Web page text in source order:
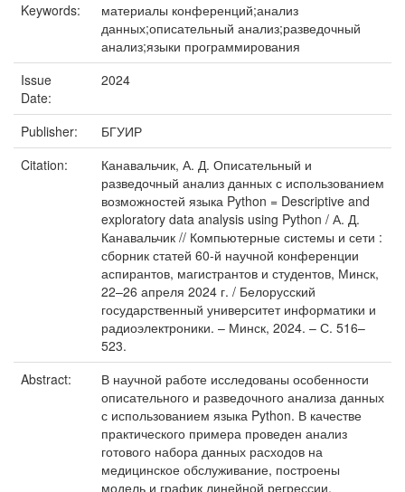
Keywords:
материалы конференций;анализ
данных;описательный анализ;разведочный
анализ;языки программирования
Issue
Date:
2024
Publisher:
БГУИР
Citation:
Канавальчик, А. Д. Описательный и
разведочный анализ данных с использованием
возможностей языка Python = Descriptive and
exploratory data analysis using Python / А. Д.
Канавальчик // Компьютерные системы и сети :
сборник статей 60-й научной конференции
аспирантов, магистрантов и студентов, Минск,
22–26 апреля 2024 г. / Белорусский
государственный университет информатики и
радиоэлектроники. – Минск, 2024. – С. 516–
523.
Abstract:
В научной работе исследованы особенности
описательного и разведочного анализа данных
с использованием языка Python. В качестве
практического примера проведен анализ
готового набора данных расходов на
медицинское обслуживание, построены
модель и график линейной регрессии,